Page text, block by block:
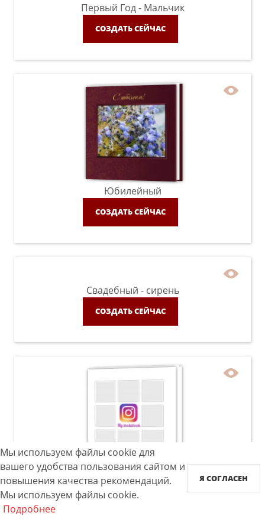
Первый Год - Мальчик
СОЗДАТЬ СЕЙЧАС
Юбилейный
СОЗДАТЬ СЕЙЧАС
Свадебный - сирень
СОЗДАТЬ СЕЙЧАС
Instabook
СОЗДАТЬ СЕЙЧАС
Мы используем файлы cookie для
вашего удобства пользования сайтом и
повышения качества рекомендаций.
Мы используем файлы cookie.
Подробнее
Я СОГЛАСЕН